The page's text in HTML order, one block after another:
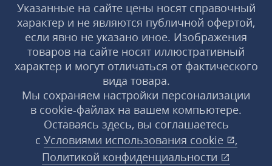
Указанные на сайте цены носят справочный
характер и не являются публичной офертой,
если явно не указано иное. Изображения
товаров на сайте носят иллюстративный
характер и могут отличаться от фактического
вида товара.
Мы сохраняем настройки персонализации
в cookie‑файлах на вашем компьютере.
Оставаясь здесь, вы соглашаетесь
с Условиями использования cookie
,
Политикой конфиденциальности